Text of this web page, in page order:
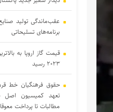
عقب‌ماندگی تولید
برنامه‌های تسلیحاتی
قیمت گاز اروپا به
۲۰۲۳ رسید
حقوق فرهنگیان خط
تعهد کمیسیون اصل
مطالبات تا پرداخت